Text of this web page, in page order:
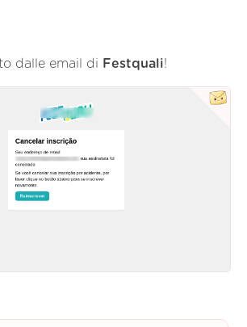
dalle email di Festquali!